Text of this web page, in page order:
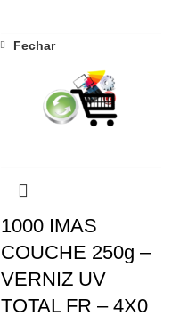
Fechar
1000 IMAS
COUCHE 250g –
VERNIZ UV
TOTAL FR – 4X0